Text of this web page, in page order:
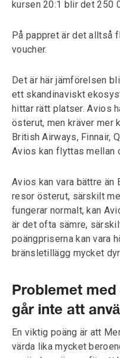
kursen 20:1 blir det 250
På pappret är det alltså
voucher.
Det är här jämförelsen
ett skandinaviskt
hittar rätt platser. Avios
österut, men kräver mer
British Airways, Finnair,
Avios kan flyttas mellan
Avios kan vara bättre än
resor österut, särskilt
fungerar normalt, kan
är det ofta sämre,
poängpriserna kan vara
bränsletillägg mycket
Problemet
går inte att
En viktig poäng är att
värda lika mycket